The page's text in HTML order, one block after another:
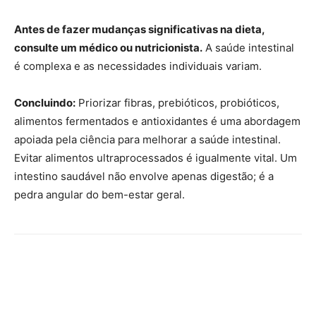
Antes de fazer mudanças significativas na dieta,
consulte um médico ou nutricionista. A saúde intestinal
é complexa e as necessidades individuais variam.
Concluindo: Priorizar fibras, prebióticos, probióticos,
alimentos fermentados e antioxidantes é uma abordagem
apoiada pela ciência para melhorar a saúde intestinal.
Evitar alimentos ultraprocessados ​​é igualmente vital. Um
intestino saudável não envolve apenas digestão; é a
pedra angular do bem-estar geral.